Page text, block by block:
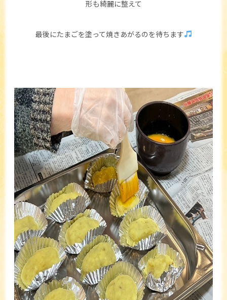
形も綺麗に整えて
最後にたまごを塗って焼きあがるのを待ちます